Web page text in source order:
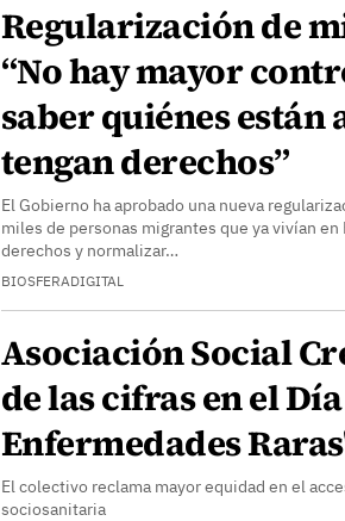
Regularización de
“No hay mayor
saber quiénes están
tengan derechos”
El Gobierno ha aprobado una nueva
miles de personas migrantes que ya vivían en
derechos y normalizar…
BIOSFERADIGITAL
Asociación Social
de las cifras en el
Enfermedades
El colectivo reclama mayor equidad en el
sociosanitaria